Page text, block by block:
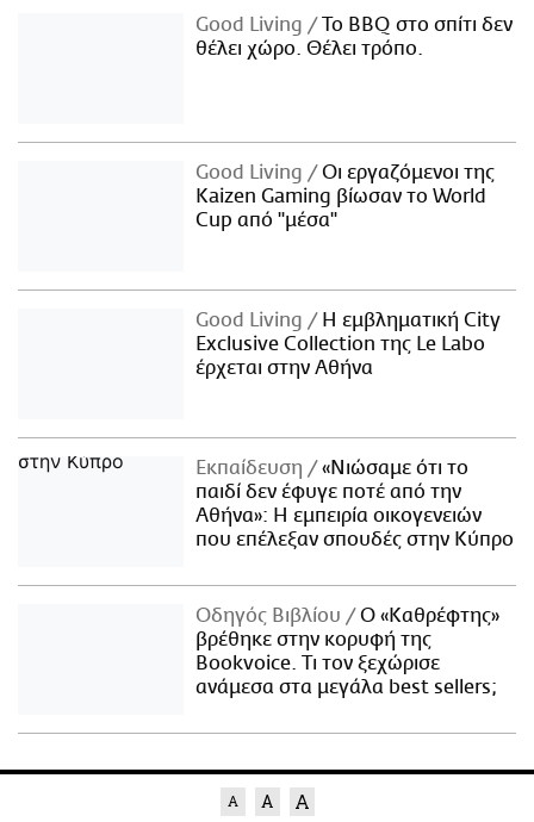
Good Living
Το BBQ στο σπίτι δεν
θέλει χώρο. Θέλει τρόπο.
Good Living
Οι εργαζόμενοι της
Kaizen Gaming βίωσαν το World
Cup από "μέσα"
Good Living
Η εμβληματική City
Exclusive Collection της Le Labo
έρχεται στην Αθήνα
Εκπαίδευση
«Νιώσαμε ότι το
παιδί δεν έφυγε ποτέ από την
Αθήνα»: Η εμπειρία οικογενειών
που επέλεξαν σπουδές στην Κύπρο
Οδηγός Βιβλίου
Ο «Καθρέφτης»
βρέθηκε στην κορυφή της
Bookvoice. Τι τον ξεχώρισε
ανάμεσα στα μεγάλα best sellers;